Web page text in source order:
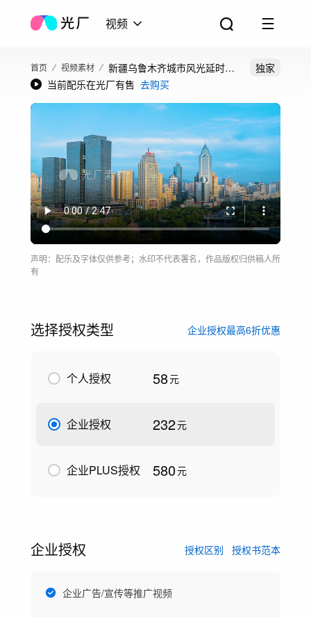
视频
首页 视频素材
新疆乌鲁木齐城市风光延时合
集
独家
当前配乐在光厂有售 去购买
声明：配乐及字体仅供参考；水印不代表署名，作品版权归供稿人所
有
选择授权类型 企业授权最高6折优惠
个人授权 58元
企业授权 232元
企业PLUS授权 580元
企业授权 授权区别 授权书范本
企业广告/宣传等推广视频